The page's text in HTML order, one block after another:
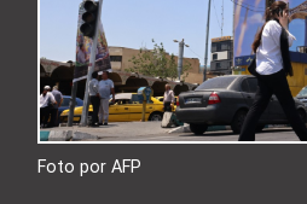
Foto por AFP